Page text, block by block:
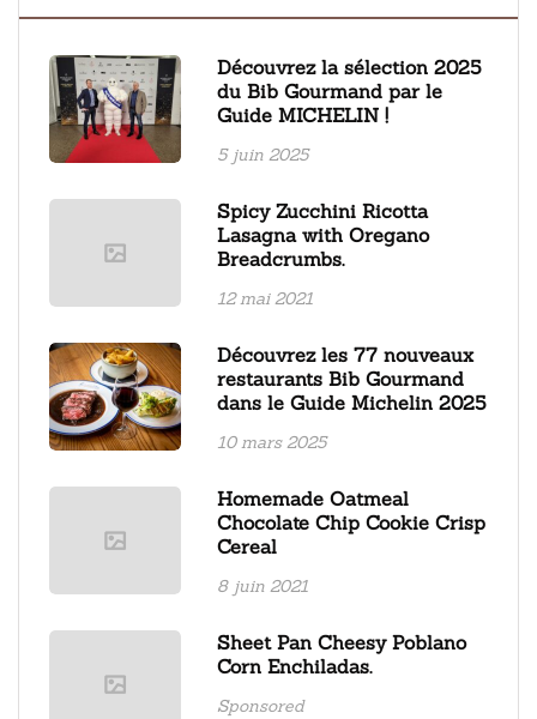
Découvrez la sélection 2025
du Bib Gourmand par le
Guide MICHELIN !
5 juin 2025
Spicy Zucchini Ricotta
Lasagna with Oregano
Breadcrumbs.
12 mai 2021
Découvrez les 77 nouveaux
restaurants Bib Gourmand
dans le Guide Michelin 2025
10 mars 2025
Homemade Oatmeal
Chocolate Chip Cookie Crisp
Cereal
8 juin 2021
Sheet Pan Cheesy Poblano
Corn Enchiladas.
Sponsored